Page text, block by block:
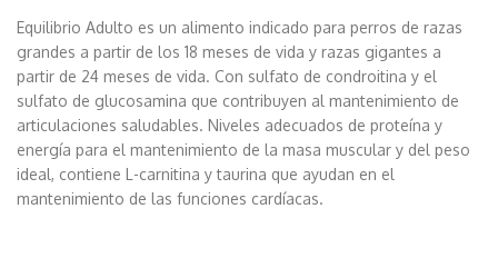
Equilibrio Adulto es un alimento indicado para perros de razas
grandes a partir de los 18 meses de vida y razas gigantes a
partir de 24 meses de vida. Con sulfato de condroitina y el
sulfato de glucosamina que contribuyen al mantenimiento de
articulaciones saludables. Niveles adecuados de proteína y
energía para el mantenimiento de la masa muscular y del peso
ideal, contiene L-carnitina y taurina que ayudan en el
mantenimiento de las funciones cardíacas.